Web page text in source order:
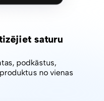
saturu
podkāstus,
no vienas